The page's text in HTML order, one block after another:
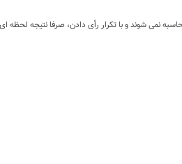
نمی شوند و با تکرار رأی دادن، صرفا نتیجه لحظه